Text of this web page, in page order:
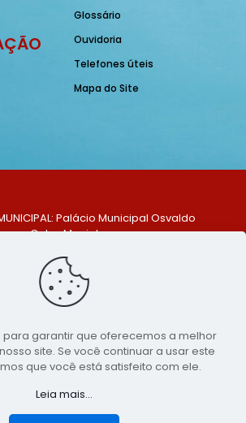
Glossário
Ouvidoria
Telefones úteis
Mapa do Site
MUNICIPAL: Palácio Municipal Osvaldo
Celso Maciel
Bento do Una - PE. CEP: 553370-128
TELEFONE: (81) 99548-1569
- Assessoria de Comunicação da
de São Bento do Una - PE
LumusWeb - Agência Digital
para garantir que oferecemos a melhor
site. Se você continuar a usar este
que você está satisfeito com ele.
Leia mais...